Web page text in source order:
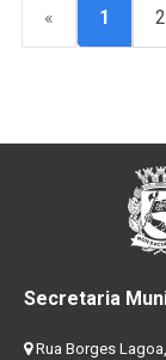
« 1 2
Secretaria
Rua Borges